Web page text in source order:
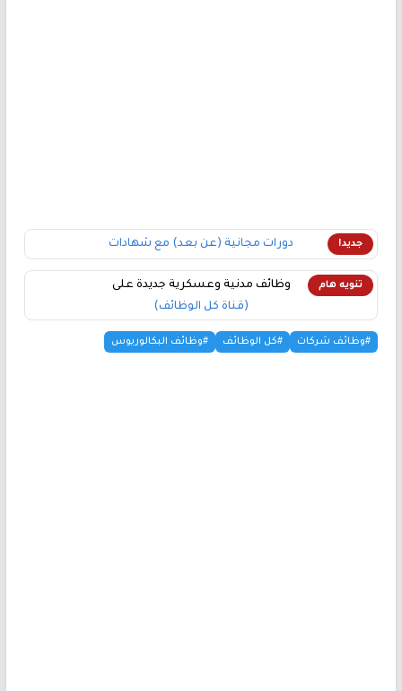
جديد! دورات مجانية (عن بعد) مع شهادات
تنويه هام
وظائف مدنية وعسكرية جديدة على
(قناة كل الوظائف)
#وظائف شركات #كل الوظائف #وظائف البكالوريوس